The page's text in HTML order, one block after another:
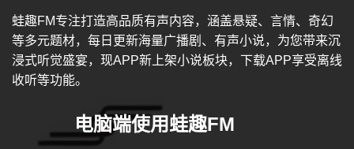
蛙趣FM专注打造高品质有声内容，涵盖悬疑、言情、奇幻
等多元题材，每日更新海量广播剧、有声小说，为您带来沉
浸式听觉盛宴，现APP新上架小说板块，下载APP享受离线
收听等功能。
电脑端使用蛙趣FM